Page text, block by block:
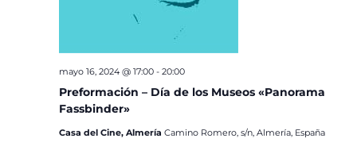
Preformación – Día de los Museos «Panorama
Fassbinder»
mayo 16, 2024 @ 17:00- 20:00
Casa del Cine, Almería Camino Romero, s/n, Almería, España